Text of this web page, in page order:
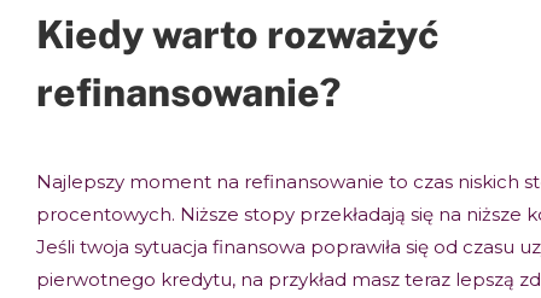
Kiedy warto rozważyć
refinansowanie?
Najlepszy moment na refinansowanie to czas niskich
procentowych. Niższe stopy przekładają się na niższe
Jeśli twoja sytuacja finansowa poprawiła się od czasu
pierwotnego kredytu, na przykład masz teraz lepszą